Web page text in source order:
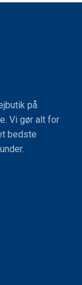
på
Vi gør alt for
bedste